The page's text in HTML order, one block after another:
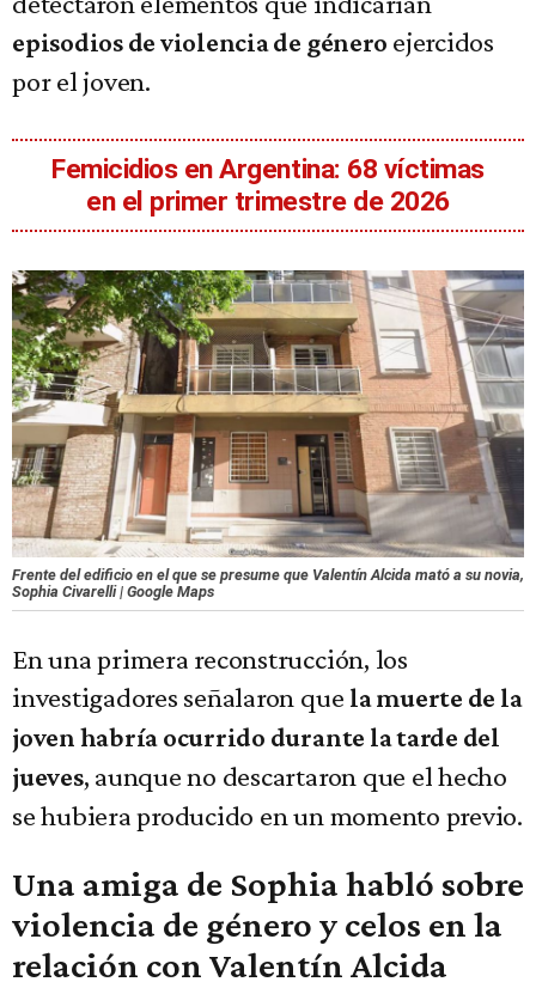
episodios de violencia de género ejercidos
por el joven.
Femicidios en Argentina: 68 víctimas
en el primer trimestre de 2026
Frente del edificio en el que se presume que Valentín Alcida mató a su novia,
Sophia Civarelli | Google Maps
En una primera reconstrucción, los
investigadores señalaron que la muerte de la
joven habría ocurrido durante la tarde del
jueves, aunque no descartaron que el hecho
se hubiera producido en un momento previo.
Una amiga de Sophia habló sobre
violencia de género y celos en la
relación con Valentín Alcida